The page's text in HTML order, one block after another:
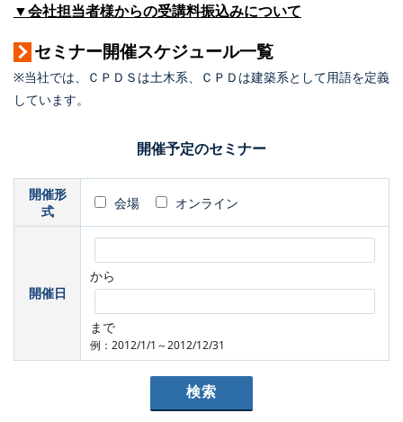
▼会社担当者様からの受講料振込みについて
セミナー開催スケジュール一覧
※当社では、ＣＰＤＳは土木系、ＣＰＤは建築系として用語を定義
しています。
開催予定のセミナー
開催形
式
会場 オンライン
開催日
から
まで
例：2012/1/1～2012/12/31